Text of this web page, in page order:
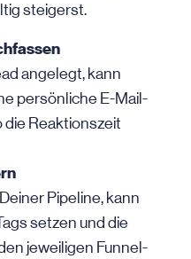
steigerst.
angelegt, kann
persönliche E-Mail-
die Reaktionszeit
Pipeline, kann
setzen und die
jeweiligen Funnel-